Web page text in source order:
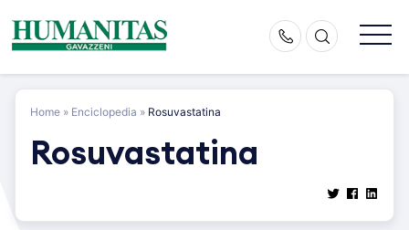
content
Home » Enciclopedia » Rosuvastatina
Rosuvastatina